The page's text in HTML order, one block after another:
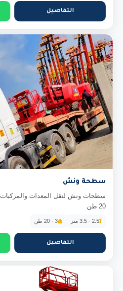
التفاصيل
سطحة ونش
20 طن
2.5 - 3.5 متر 3 - 20 طن
التفاصيل